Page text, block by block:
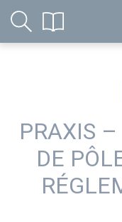
PRAXIS –
DE